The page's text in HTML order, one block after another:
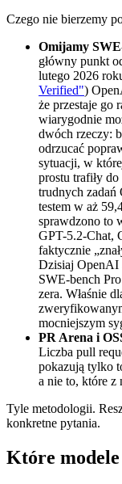
Czego nie bierzemy
Omijamy
główny punkt
lutego 2026
Verified")
że przestaje go
wiarygodnie
dwóch rzeczy:
odrzucać
sytuacji, w
prostu trafiły
trudnych zadań
testem w aż
sprawdzono to
GPT-5.2-Chat,
faktycznie
Dzisiaj OpenAI
SWE-bench
zera. Właśnie
mocniejszym
PR Arena i
Liczba pull
pokazują tylko
a nie to, które z
Tyle metodologii.
konkretne pytania.
Które